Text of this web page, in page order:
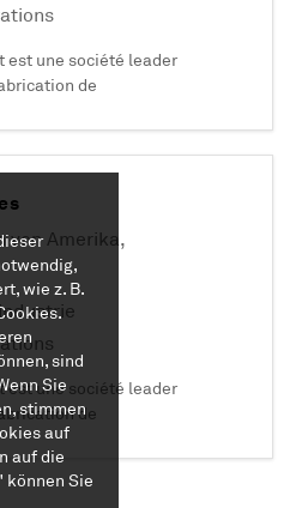
est une société leader
de
(contacts et
9001, ISO 14001, EN
plus de 470
automobiles,
DIP SA dév
von Amerika,
est une société leader
de
(contacts et
9001, ISO 14001, EN
plus de 500
wie z. B.
sind
Sie
stimmen
auf
auf die
Sie